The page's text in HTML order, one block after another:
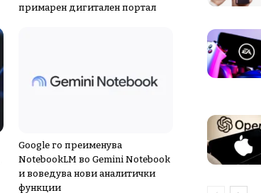
примарен дигитален портал
Google го преименува
NotebookLM во Gemini Notebook
и воведува нови аналитички
функции